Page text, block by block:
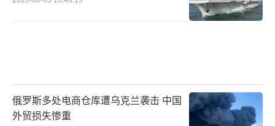
俄罗斯多处电商仓库遭乌克兰袭击 中国
外贸损失惨重